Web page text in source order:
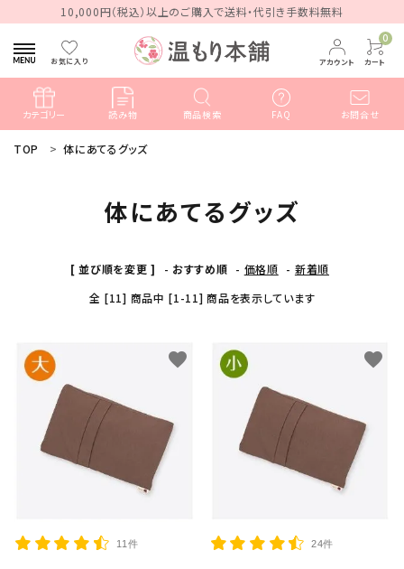
10,000円（税込）以上のご購入で送料・代引き手数料無料
お気に入り アカウント
0
カート
カテゴリー 読み物 商品検索 FAQ お問合せ
ACCOUNT MENU
person 新規会員登録
全商品
特集
貼るお灸
TOP 体にあてるグッズ
体にあてるグッズ
[ 並び順を変更 ] - おすすめ順 - 価格順 - 新着順
全 [11] 商品中 [1-11] 商品を表示しています
11件
favorite
24件
favorite